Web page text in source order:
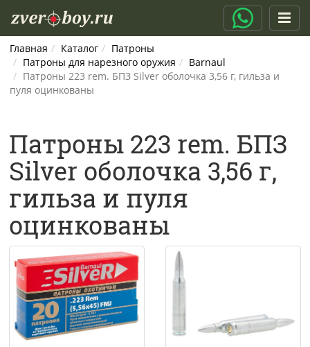
Главная Каталог
Патроны
Патроны для нарезного оружия
Barnaul
Патроны 223 rem. БПЗ Silver оболочка 3,56 г, гильза и
пуля оцинкованы
Патроны 223 rem. БПЗ
Silver оболочка 3,56 г,
гильза и пуля
оцинкованы